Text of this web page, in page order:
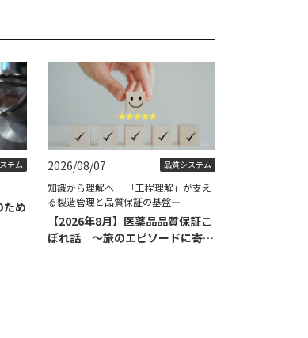
テム
ため
2026/08/07 品質システム
知識から理解へ ―「工程理解」が支え
る製造管理と品質保証の基盤―
【2026年8月】医薬品品質保証こ
ぼれ話 ～旅のエピソードに寄せ